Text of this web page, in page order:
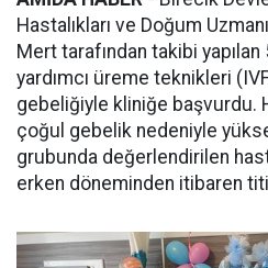
Hastalıkları ve Doğum
Mert tarafından takibi yapılan
yardımcı üreme teknikleri
gebeliğiyle kliniğe başvurdu.
çoğul gebelik nedeniyle
grubunda değerlendirilen
erken döneminden itibaren